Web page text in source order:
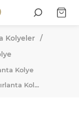
Kolyeler /
Kolye
Kol...